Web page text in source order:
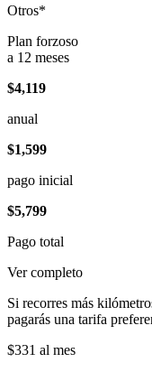
Otros*
Plan forzoso
a 12 meses
$4,119
anual
$1,599
pago inicial
$5,799
Pago total
Ver completo
Si recorres más
pagarás una tarifa
$331 al mes